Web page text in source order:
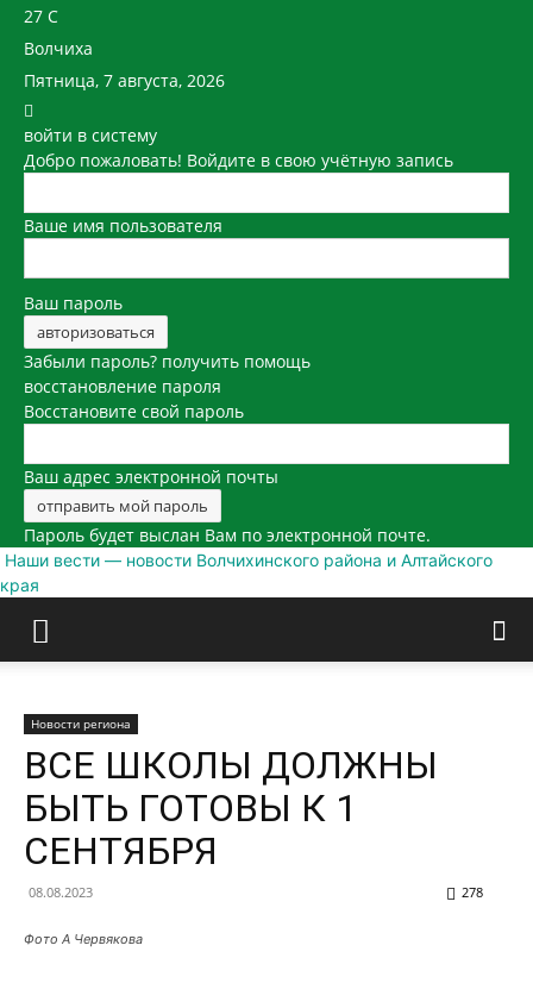
27 C
Волчиха
Пятница, 7 августа, 2026
войти в систему
Добро пожаловать! Войдите в свою учётную запись
Ваше имя пользователя
Ваш пароль
Забыли пароль? получить помощь
восстановление пароля
Восстановите свой пароль
Ваш адрес электронной почты
Пароль будет выслан Вам по электронной почте.
Наши вести — новости Волчихинского района и Алтайского
края
Новости региона
ВСЕ ШКОЛЫ ДОЛЖНЫ
БЫТЬ ГОТОВЫ К 1
СЕНТЯБРЯ
08.08.2023 278
Фото А Червякова